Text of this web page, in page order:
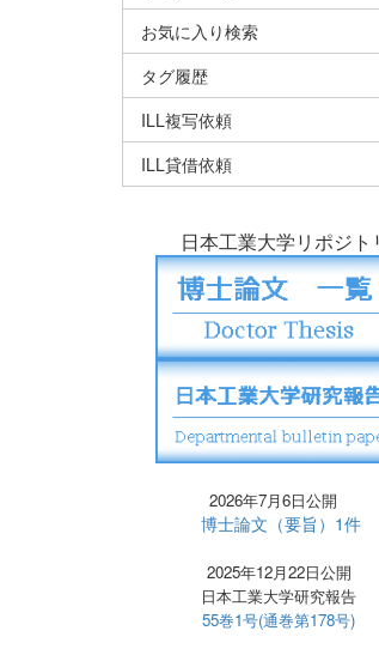
お気に入り検索
タグ履歴
ILL複写依頼
ILL貸借依頼
日本工業大学リポジト
2026年7月6日公開
博士論文（要旨）1件
2025年12月22日公開
日本工業大学研究報告
55巻1号(通巻第178号)